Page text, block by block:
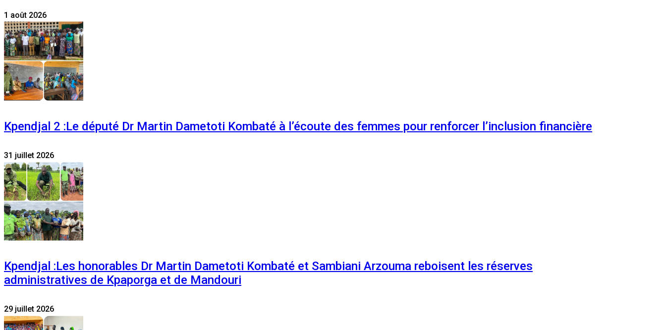
1 août 2026
Kpendjal 2 :Le député Dr Martin Dametoti Kombaté à l’écoute des femmes pour renforcer l’inclusion financière
31 juillet 2026
Kpendjal :Les honorables Dr Martin Dametoti Kombaté et Sambiani Arzouma reboisent les réserves
administratives de Kpaporga et de Mandouri
29 juillet 2026